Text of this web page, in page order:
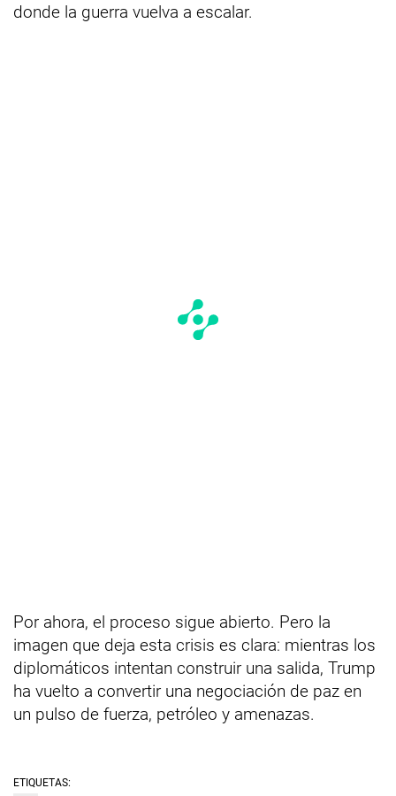
donde la guerra vuelva a escalar.
Por ahora, el proceso sigue abierto. Pero la
imagen que deja esta crisis es clara: mientras los
diplomáticos intentan construir una salida, Trump
ha vuelto a convertir una negociación de paz en
un pulso de fuerza, petróleo y amenazas.
ETIQUETAS: